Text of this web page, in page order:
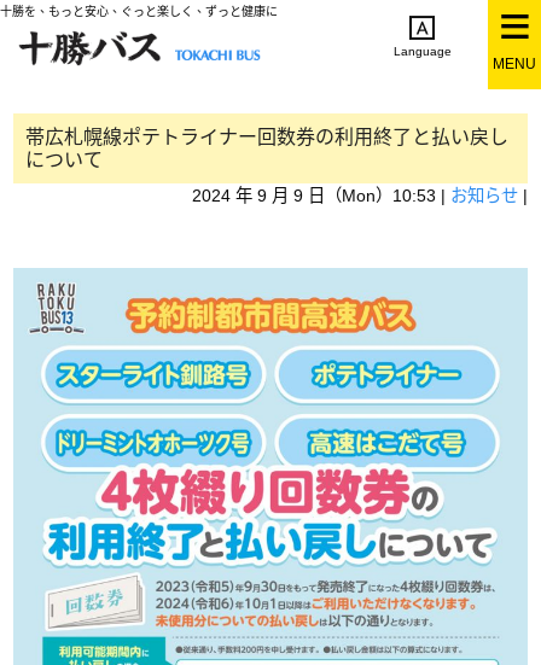
十勝を、もっと安心、ぐっと楽しく、ずっと健康に
Language
한국어
MENU
帯広札幌線ポテトライナー回数券の利用終了と払い戻し
について
2024 年 9 月 9 日（Mon）10:53 | お知らせ|